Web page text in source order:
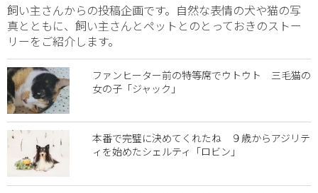
飼い主さんからの投稿企画です。自然な表情の犬や猫の写
真とともに、飼い主さんとペットとのとっておきのストー
リーをご紹介します。
ファンヒーター前の特等席でウトウト 三毛猫の
女の子「ジャック」
本番で完璧に決めてくれたね ９歳からアジリテ
ィを始めたシェルティ「ロビン」